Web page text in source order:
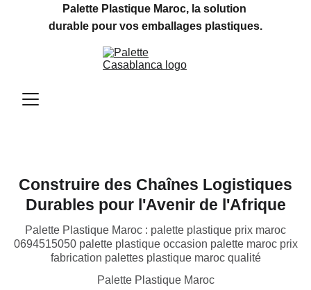
Palette Plastique Maroc, la solution
durable pour vos emballages plastiques.
Construire des Chaînes Logistiques
Durables pour l'Avenir de l'Afrique
Palette Plastique Maroc : palette plastique prix maroc
0694515050 palette plastique occasion palette maroc prix
fabrication palettes plastique maroc qualité
Palette Plastique Maroc